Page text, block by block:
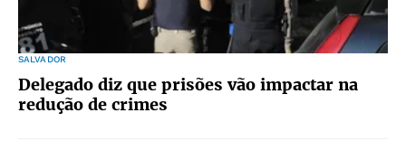
SALVADOR
Delegado diz que prisões vão impactar na
redução de crimes